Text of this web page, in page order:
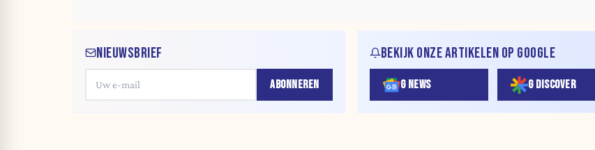
NIEUWSBRIEF
ABONNEREN
BEKIJK ONZE ARTIKELEN OP GOOGLE
G NEWS G DISCOVER